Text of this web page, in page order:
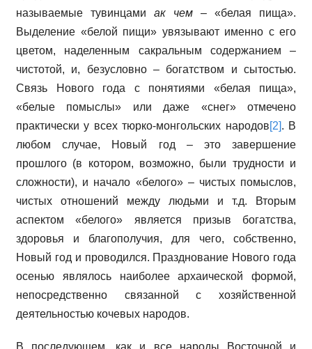
называемые тувинцами ак чем – «белая пища».
Выделение «белой пищи» увязывают именно с его
цветом, наделенным сакральным содержанием –
чистотой, и, безусловно – богатством и сытостью.
Связь Нового года с понятиями «белая пища»,
«белые помыслы» или даже «снег» отмечено
практически у всех тюрко-монгольских народов[2]. В
любом случае, Новый год – это завершение
прошлого (в котором, возможно, были трудности и
сложности), и начало «белого» – чистых помыслов,
чистых отношений между людьми и т.д. Вторым
аспектом «белого» является призыв богатства,
здоровья и благополучия, для чего, собственно,
Новый год и проводился. Празднование Нового года
осенью являлось наиболее архаической формой,
непосредственно связанной с хозяйственной
деятельностью кочевых народов.
В последующем, как и все народы Восточной и